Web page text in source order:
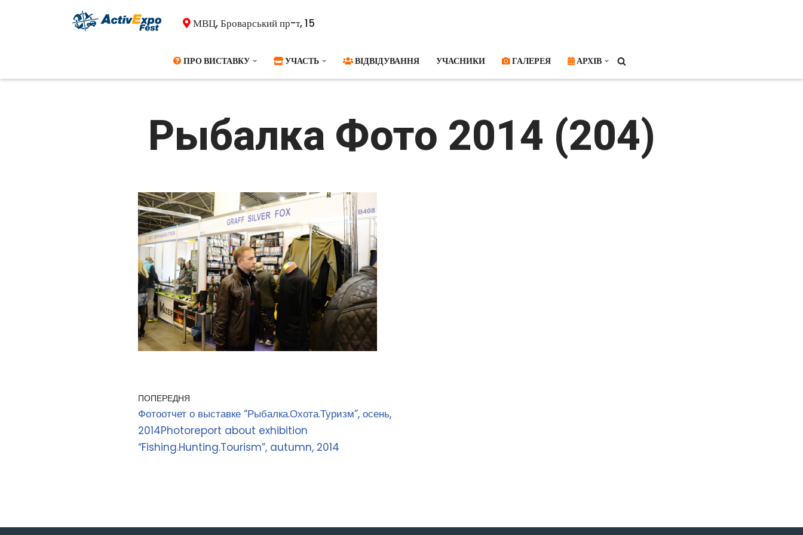
МВЦ, Броварський пр-т, 15
ПРО ВИСТАВКУ УЧАСТЬ ВІДВІДУВАННЯ УЧАСНИКИ ГАЛЕРЕЯ АРХІВ
Рыбалка Фото 2014 (204)
ПОПЕРЕДНЯ
Фотоотчет о выставке “Рыбалка.Охота.Туризм”, осень,
2014Photoreport about exhibition
“Fishing.Hunting.Tourism”, autumn, 2014